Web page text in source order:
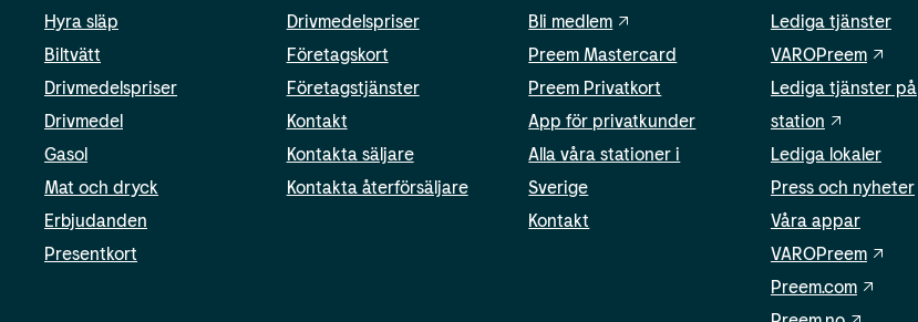
Hyra släp
Biltvätt
Drivmedelspriser
Drivmedel
Gasol
Mat och dryck
Erbjudanden
Presentkort
Drivmedelspriser
Företagskort
Företagstjänster
Kontakt
Kontakta säljare
Kontakta återförsäljare
Bli medlem
Preem Mastercard
Preem Privatkort
App för privatkunder
Alla våra stationer i
Sverige
Kontakt
Lediga tjänster
VAROPreem
Lediga tjänster på
station
Lediga lokaler
Press och nyheter
Våra appar
VAROPreem
Preem.com